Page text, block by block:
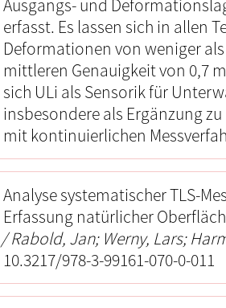
Ausgangs- und
erfasst. Es lassen sich in allen
Deformationen von weniger
mittleren Genauigkeit von 0,7
sich ULi als Sensorik für
insbesondere als Ergänzung
mit kontinuierlichen
Analyse systematischer TLS-
Erfassung natürlicher
Rabold, Jan; Werny, Lars;
10.3217/978-3-99161-070-0-011